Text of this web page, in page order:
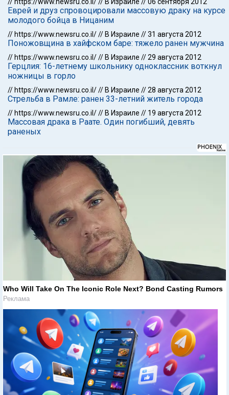
Еврей и друз спровоцировали массовую драку на курсе
молодого бойца в Ницаним
// https://www.newsru.co.il/// В Израиле //31 августа 2012
Поножовщина в хайфском баре: тяжело ранен мужчина
// https://www.newsru.co.il/// В Израиле //29 августа 2012
Герцлия: 16-летнему школьнику одноклассник воткнул
ножницы в горло
// https://www.newsru.co.il/// В Израиле //28 августа 2012
Стрельба в Рамле: ранен 33-летний житель города
// https://www.newsru.co.il/// В Израиле // 19 августа 2012
Массовая драка в Раате. Один погибший, девять
раненых
Who Will Take On The Iconic Role Next? Bond Casting Rumors
Реклама